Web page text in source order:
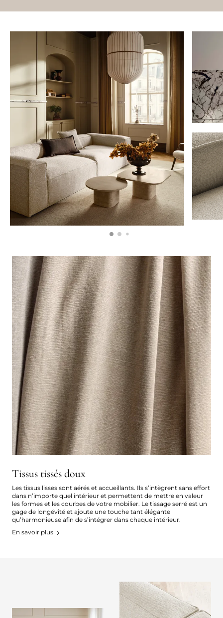
Tissus tissés doux
Les tissus lisses sont aérés et accueillants. Ils s’intègrent sans effort
dans n’importe quel intérieur et permettent de mettre en valeur
les formes et les courbes de votre mobilier. Le tissage serré est un
gage de longévité et ajoute une touche tant élégante
qu’harmonieuse afin de s’intégrer dans chaque intérieur.
En savoir plus